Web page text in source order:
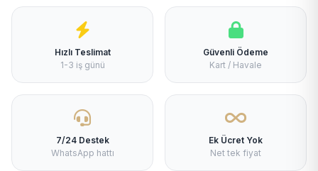
Hızlı Teslimat
1-3 iş günü
Güvenli Ödeme
Kart / Havale
7/24 Destek
WhatsApp hattı
Ek Ücret Yok
Net tek fiyat